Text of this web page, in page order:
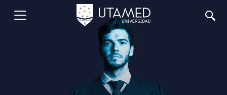
Abrir